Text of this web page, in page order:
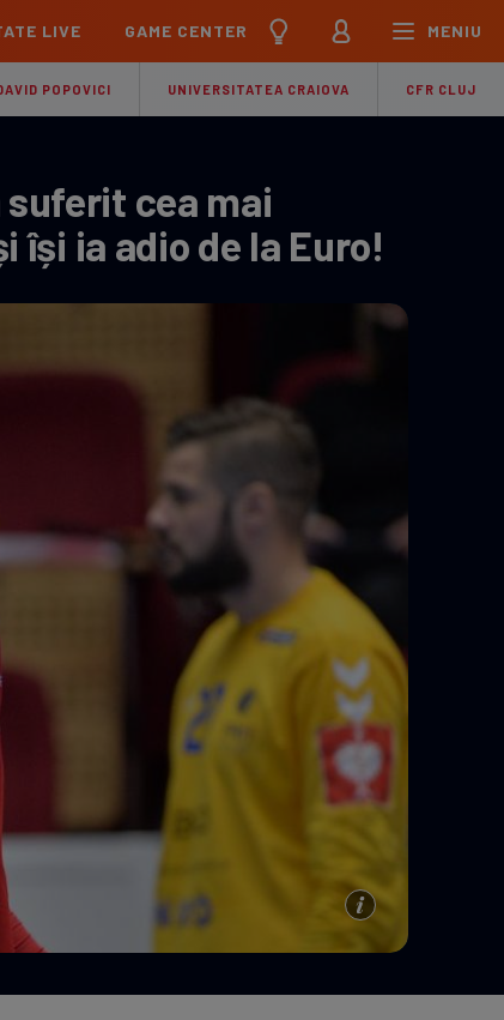
Clasament
Clasament
Echipa Națională
U21
Program Jucători
LIVE GAME CENTER MENIU
POPOVICI UNIVERSITATEA CRAIOVA CFR CLUJ
cea mai
ia adio de la Euro!